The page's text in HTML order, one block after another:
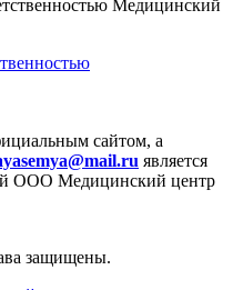
сайтом, а
является
ООО Медицинский центр
защищены.